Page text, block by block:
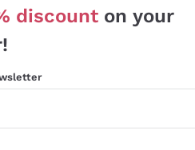
discount on your